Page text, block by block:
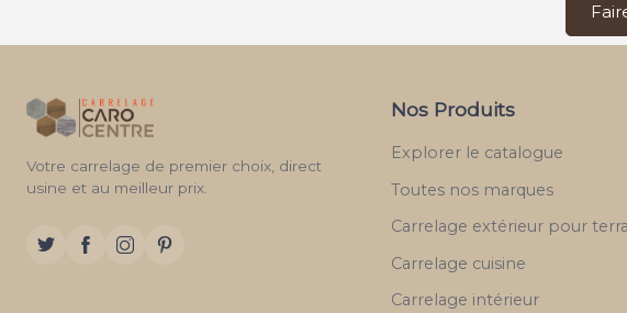
Votre carrelage de premier choix, direct
usine et au meilleur prix.
Nos Produits
Explorer le catalogue
Toutes nos marques
Carrelage extérieur pour
Carrelage cuisine
Carrelage intérieur